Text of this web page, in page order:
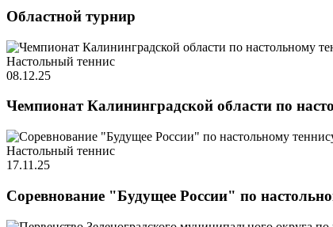
Областной турнир
Настольный теннис
08.12.25
Чемпионат Калининградской области по
Настольный теннис
17.11.25
Соревнование "Будущее России" по